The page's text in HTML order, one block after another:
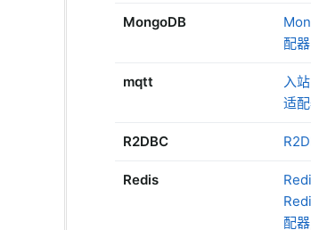
MongoDB
配器
mqtt
入
适
R2DBC
Redis
配器